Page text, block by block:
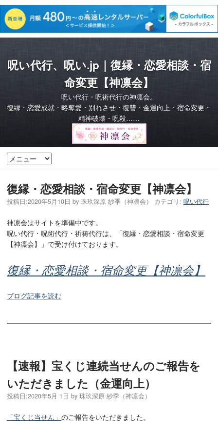
呪い代行、呪い.jp｜復縁・恋愛相談・宿
命変更【神凛会】
呪い代行・呪術代行の神凛会。
復縁・恋愛成就・略奪愛・別れさせ・復讐・金運向上・宿命変更・
精神破壊・呪殺……
復縁・恋愛相談・宿命変更【神凛会】
投稿日:2020年5月10日 by 珠玖深原 紗季（神凛会） カテゴリ: 呪い代行
神凛会はサイトを準備中です。
呪い代行・呪術代行・祈祷代行は、「復縁・恋愛相談・宿命変更
【神凛会】」で受け付けております。
復縁・恋愛相談・宿命変更【神凛会】
ブログ記事を読む
【速報】宝くじ連続当せんのご報告を
いただきました（金運向上）
投稿日:2020年5月 1日 by 珠玖深原 紗季（神凛会）
「宝くじ当せん」 のご報告をいただきました。